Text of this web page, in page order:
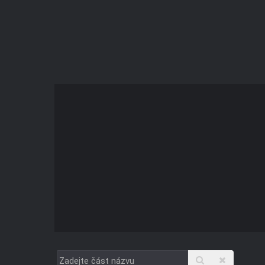
Zadejte